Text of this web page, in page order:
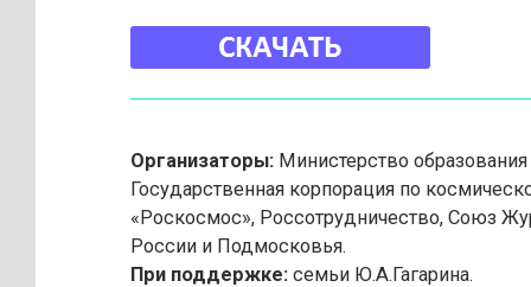
Организаторы: Министерство
Государственная корпорация по
«Роскосмос», Россотрудничество, Союз
России и Подмосковья.
При поддержке: семьи Ю.А.Гагарина.